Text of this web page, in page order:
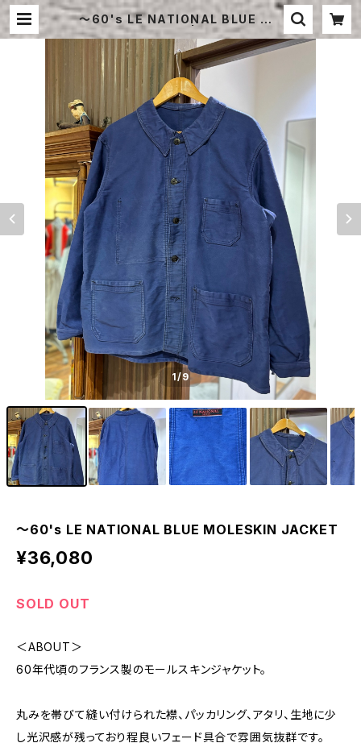
〜60's LE NATIONAL BLUE MO
LESKIN JACKET | STRAYSHEE
P ONLINE
1/9
〜60's LE NATIONAL BLUE MOLESKIN JACKET
¥36,080
SOLD OUT
＜ABOUT＞
60年代頃のフランス製のモールスキンジャケット。
丸みを帯びて縫い付けられた襟、パッカリング、アタリ、生地に少
し光沢感が残っており程良いフェード具合で雰囲気抜群です。